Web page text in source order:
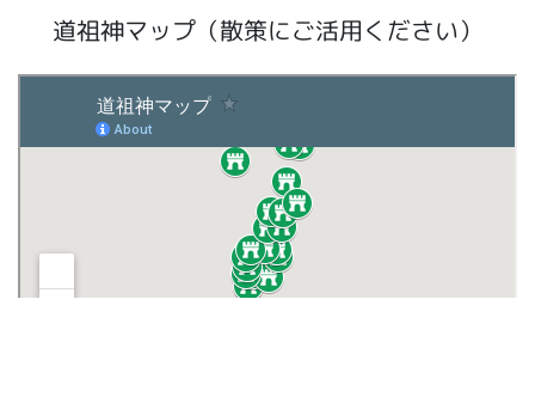
道祖神マップ（散策にご活用ください）